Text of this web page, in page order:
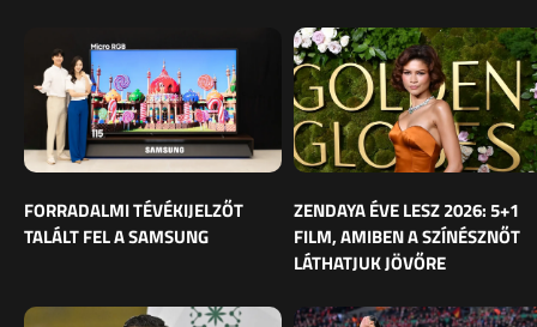
FORRADALMI TÉVÉKIJELZŐT
TALÁLT FEL A SAMSUNG
ZENDAYA ÉVE LESZ 2026: 5+1
FILM, AMIBEN A SZÍNÉSZNŐT
LÁTHATJUK JÖVŐRE